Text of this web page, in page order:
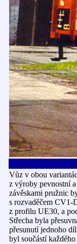
Vůz v obou
z výroby pevnostní
závěskami pružnic
s rozvaděčem CV1-
z profilu UE30, a
Střecha byla
přesunutí jednoho
byl součástí